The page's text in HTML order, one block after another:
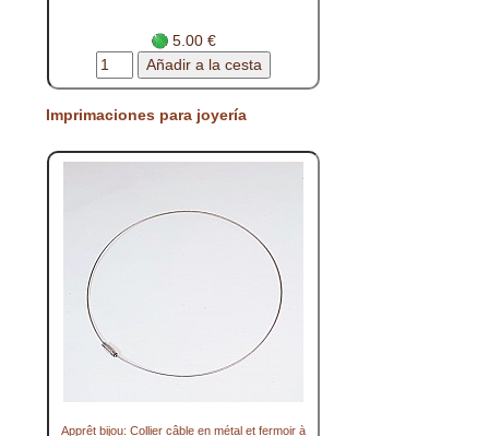
5.00 €
Imprimaciones para joyería
Apprêt bijou: Collier câble en métal et fermoir à